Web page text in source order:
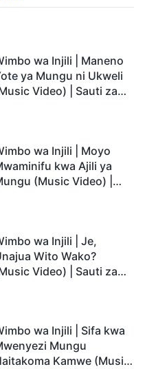
wa Injili | Maneno
ya Mungu ni Ukweli
Video) | Sauti za
wa Injili | Moyo
kwa Ajili ya
(Music Video) |
wa Injili | Je,
Wito Wako?
Video) | Sauti za
wa Injili | Sifa kwa
Mungu
Kamwe (Music